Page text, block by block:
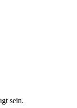
sein.